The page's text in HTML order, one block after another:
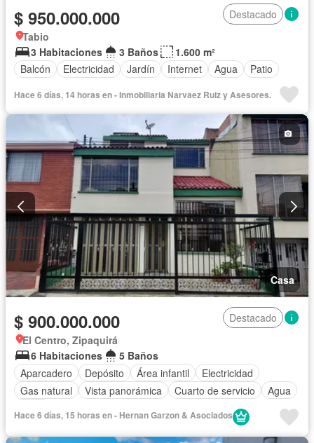
$ 950.000.000
Destacado
Tabio
3 Habitaciones
3 Baños
1.600 m²
Balcón
Electricidad Jardín Internet Agua Patio
Hace 6 días, 14 horas en - Inmobiliaria Narvaez Ruiz y Asesores.
Casa
$ 900.000.000
Destacado
El Centro, Zipaquirá
6 Habitaciones
5 Baños
Aparcadero
Depósito Área infantil
Electricidad
Gas natural
Vista panorámica Cuarto de servicio
Agua
Hace 6 días, 15 horas en - Hernan Garzon & Asociados